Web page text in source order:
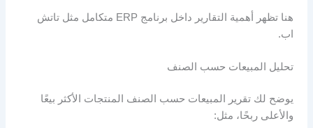
هنا تظهر أهمية التقارير داخل برنامج ERP متكامل مثل تاتش
اب.
تحليل المبيعات حسب الصنف
يوضح لك تقرير المبيعات حسب الصنف المنتجات الأكثر بيعًا
والأعلى ربحًا، مثل: